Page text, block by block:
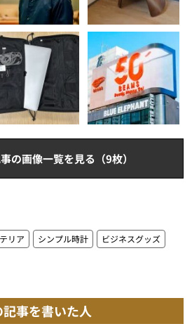
の画像一覧を見る（9枚）
リア シンプル時計
ビジネスグッズ
記事を書いた人